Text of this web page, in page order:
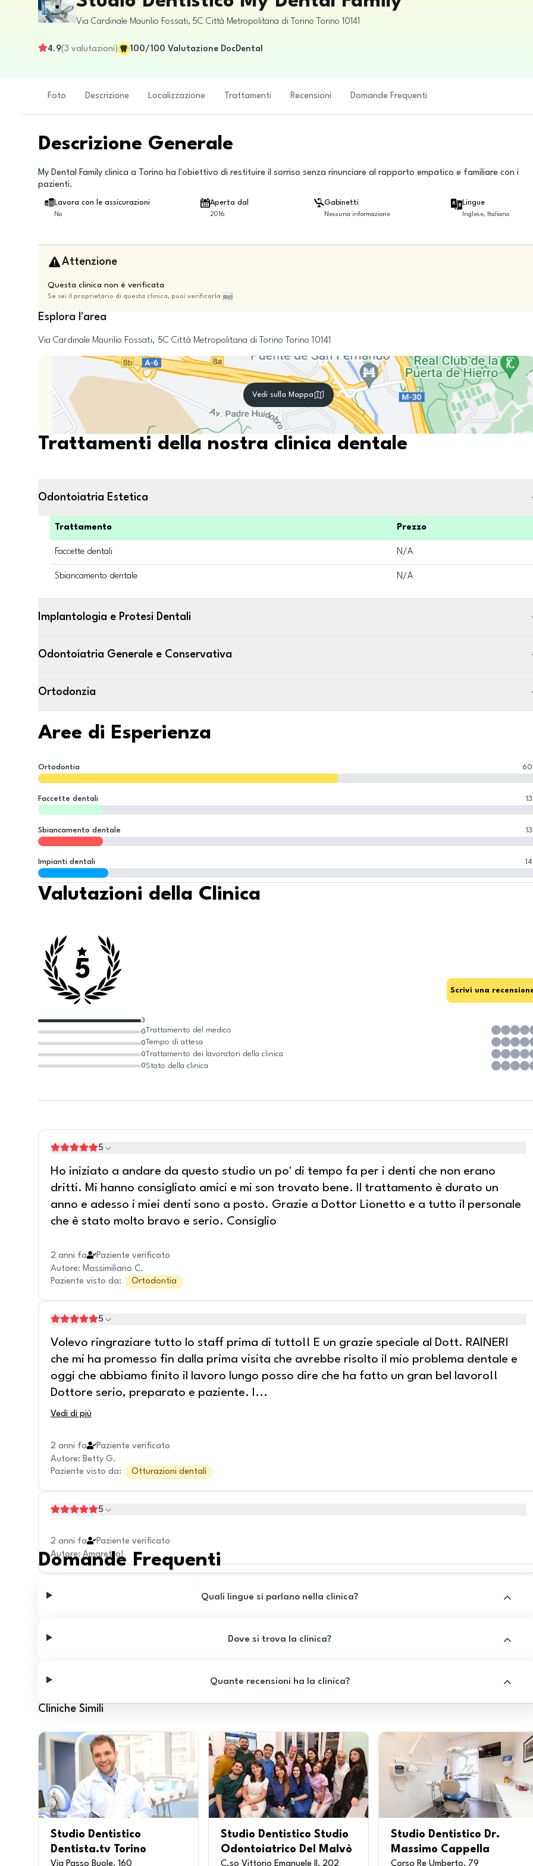
Via Cardinale Maurilio Fossati, 5C Città Metropolitana di Torino Torino 10141
4.9(3 valutazioni) 100/100 Valutazione DocDental
Foto Descrizione Localizzazione Trattamenti Recensioni Domande Frequenti
Descrizione Generale
My Dental Family clinica a Torino ha l'obiettivo di restituire il sorriso senza rinunciare al rapporto empatico e familiare con i
pazienti.
Lavora con le assicurazioni
No
Aperta dal
2016
Gabinetti
Nessuna informazione
Lingue
Inglese, Italiano
Attenzione
Questa clinica non è verificata
Se sei il proprietario di questa clinica, puoi verificarla qui
Esplora l'area
Via Cardinale Maurilio Fossati, 5C Città Metropolitana di Torino Torino 10141
Vedi sulla Mappa
Trattamenti della nostra clinica dentale
Odontoiatria Estetica
Trattamento Prezzo
Faccette dentali N/A
Sbiancamento dentale N/A
Implantologia e Protesi Dentali
Odontoiatria Generale e Conservativa
Ortodonzia
Aree di Esperienza
Ortodontia 60
Faccette dentali 13
Sbiancamento dentale 13
Impianti dentali 14
Valutazioni della Clinica
5
0
0
0
0
3
Scrivi una
Trattamento del medico
Tempo di attesa
Trattamento dei lavoratori della clinica
Stato della clinica
5
Ho iniziato a andare da questo studio un po' di tempo fa per i denti che non erano
dritti. Mi hanno consigliato amici e mi son trovato bene. Il trattamento è durato un
anno e adesso i miei denti sono a posto. Grazie a Dottor Lionetto e a tutto il personale
che è stato molto bravo e serio. Consiglio
2 anni fa
Paziente verificato
Autore: Massimiliano C.
Paziente visto da: Ortodontia
5
Volevo ringraziare tutto lo staff prima di tutto!! E un grazie speciale al Dott. RAINERI
che mi ha promesso fin dalla prima visita che avrebbe risolto il mio problema dentale e
oggi che abbiamo finito il lavoro lungo posso dire che ha fatto un gran bel lavoro!!
Dottore serio, preparato e paziente. I ...
Vedi di più
2 anni fa
Paziente verificato
Autore: Betty G.
Paziente visto da: Otturazioni dentali
5
2 anni fa
Paziente verificato
Autore: Amaretto!
Domande Frequenti
Quali lingue si parlano nella clinica?
Dove si trova la clinica?
Quante recensioni ha la clinica?
Cliniche Simili
Studio Dentistico
Dentista.tv Torino
Via Passo Buole, 160
Studio Dentistico Studio
Odontoiatrico Del Malvò
C.so Vittorio Emanuele II, 202
Studio Dentistico Dr.
Massimo Cappella
Corso Re Umberto, 79